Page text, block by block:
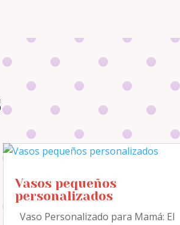
Vasos pequeños
personalizados
Vaso Personalizado para Mamá: El